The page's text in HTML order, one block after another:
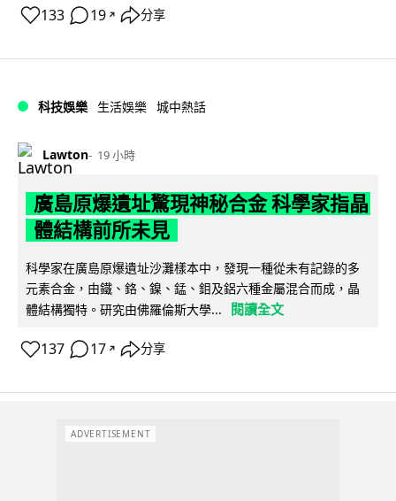
133 19 ↗ 分享
科技娛樂 生活娛樂 城中熱話
Lawton 19 小時
廣島原爆遺址驚現神秘合金 科學家指晶
體結構前所未見
科學家在廣島原爆遺址沙灘樣本中，發現一種從未有記錄的多
元素合金，由鐵、鉻、鎳、錳、鉬及鋁六種金屬混合而成，晶
體結構獨特。研究由佛羅倫斯大學...
閱讀全文
137 17 ↗ 分享
ADVERTISEMENT